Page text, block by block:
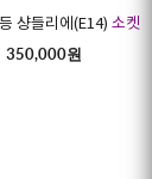
샹들리에(E14) 소켓
350,000원